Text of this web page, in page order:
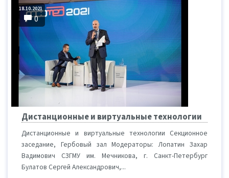
18.10.2021
0
Дистанционные и виртуальные технологии
Дистанционные и виртуальные технологии Секционное
заседание, Гербовый зал Модераторы: Лопатин Захар
Вадимович СЗГМУ им. Мечникова, г. Санкт-Петербург
Булатов Сергей Александрович,...